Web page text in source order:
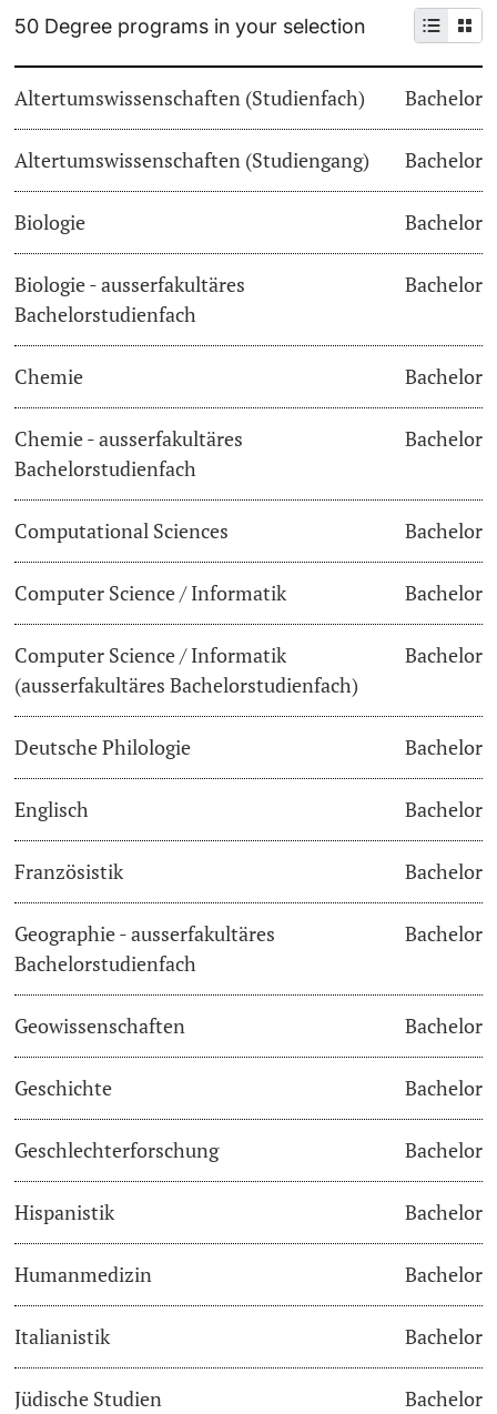
PhD Candidates
Donors & Alumni
Further information
Lecturers
Informations, Events & Get a Taste
Student Advice Center
Academic Advice
In My Studies
Course Directory
Course Registration
Dates
Documents & Verification
Welcome to the University of Basel
Mobility
Course Auditors
Student Life
Campus Stories
Advice & Support
Student Advice Center
Funding
Career Counseling
Social Services & Health Care
Continuing Education
University
50 Degree programs in your selection
Altertumswissenschaften (Studienfach) Bachelor
Altertumswissenschaften (Studiengang) Bachelor
Biologie Bachelor
Biologie - ausserfakultäres
Bachelorstudienfach
Bachelor
Chemie Bachelor
Chemie - ausserfakultäres
Bachelorstudienfach
Bachelor
Computational Sciences Bachelor
Computer Science / Informatik Bachelor
Computer Science / Informatik
(ausserfakultäres Bachelorstudienfach)
Bachelor
Deutsche Philologie Bachelor
Englisch Bachelor
Französistik Bachelor
Geographie - ausserfakultäres
Bachelorstudienfach
Bachelor
Geowissenschaften Bachelor
Geschichte Bachelor
Geschlechterforschung Bachelor
Hispanistik Bachelor
Humanmedizin Bachelor
Italianistik Bachelor
Jüdische Studien Bachelor